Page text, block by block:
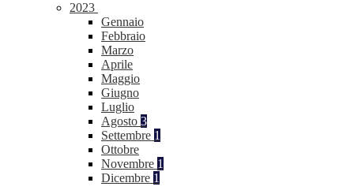
2023
Gennaio
Febbraio
Marzo
Aprile
Maggio
Giugno
Luglio
Agosto 3
Settembre 1
Ottobre
Novembre 1
Dicembre 1